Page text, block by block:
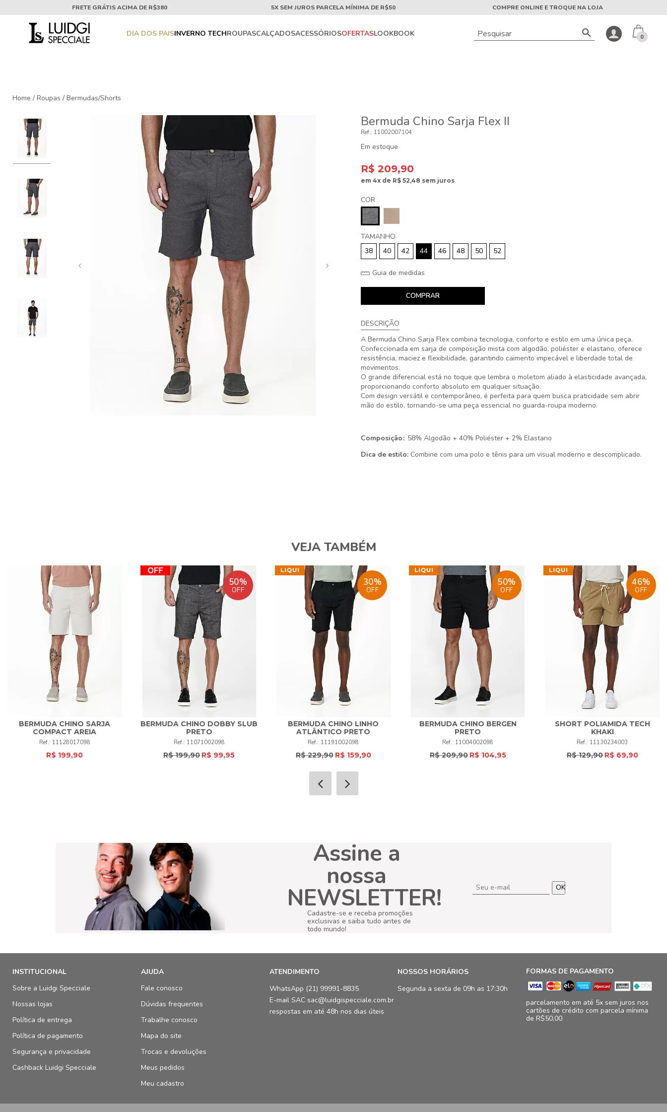
FRETE GRÁTIS ACIMA DE R$380 5X SEM JUROS PARCELA MÍNIMA DE R$50 COMPRE ONLINE E TROQUE NA LOJA
DIA DOS PAISINVERNO TECHROUPASCALÇADOSACESSÓRIOSOFERTASLOOKBOOK 0
Home / Roupas / Bermudas/Shorts
Bermuda Chino Sarja Flex II
11002007104
Em estoque
R$ 209,90
em 4x de R$ 52,48 sem juros
COR
TAMANHO
38
40 42 44 46 48 50 52
Guia de medidas
COMPRAR
DESCRIÇÃO
A Bermuda Chino Sarja Flex combina tecnologia, conforto e estilo em uma única peça.
Confeccionada em sarja de composição mista com algodão, poliéster e elastano, oferece
resistência, maciez e flexibilidade, garantindo caimento impecável e liberdade total de
movimentos.
O grande diferencial está no toque que lembra o moletom aliado à elasticidade avançada,
proporcionando conforto absoluto em qualquer situação.
Com design versátil e contemporâneo, é perfeita para quem busca praticidade sem abrir
mão do estilo, tornando-se uma peça essencial no guarda-roupa moderno.
Composição:: 58% Algodão + 40% Poliéster + 2% Elastano
Dica de estilo: Combine com uma polo e tênis para um visual moderno e descomplicado.
VEJA TAMBÉM
38 40 42 44 46 48
50 52 +
BERMUDA CHINO SARJA
COMPACT AREIA
11128017098
R$ 199,90
50%
OFF
50
COMPRAR
BERMUDA CHINO DOBBY SLUB
PRETO
11071002098
R$ 199,90 R$ 99,95
30%
OFF
38 40 42 44 46 48
50 52 +
COMPRAR
BERMUDA CHINO LINHO
ATLÂNTICO PRETO
11191002098
R$ 229,90 R$ 159,90
50%
OFF
46 48
COMPRAR
BERMUDA CHINO BERGEN
PRETO
11004002098
R$ 209,90 R$ 104,95
46%
OFF
G GG
COMPRAR
SHORT POLIAMIDA TECH
KHAKI
11130234003
R$ 129,90 R$ 69,90
Assine a
nossa
NEWSLETTER!
Cadastre-se e receba promoções
exclusivas e saiba tudo antes de
todo mundo!
OK
INSTITUCIONAL
Sobre a Luidgi Specciale
Nossas lojas
Política de entrega
Política de pagamento
Segurança e privacidade
Cashback Luidgi Specciale
AJUDA
Fale conosco
Dúvidas frequentes
Trabalhe conosco
Mapa do site
Trocas e devoluções
Meus pedidos
Meu cadastro
ATENDIMENTO
WhatsApp (21) 99991-8835
E-mail SAC sac@luidgispecciale.com.br
respostas em até 48h nos dias úteis
NOSSOS HORÁRIOS
Segunda a sexta de 09h as 17:30h
FORMAS DE PAGAMENTO
parcelamento em até 5x sem juros nos
cartões de crédito com parcela mínima
de R$50,00